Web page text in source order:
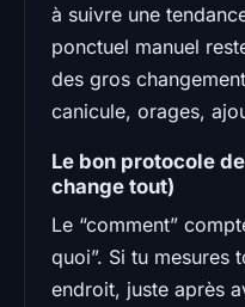
à suivre une
ponctuel manuel
des gros
canicule, orages,
Le bon protocole
change tout)
Le “comment”
quoi”. Si tu mesures
endroit, juste après